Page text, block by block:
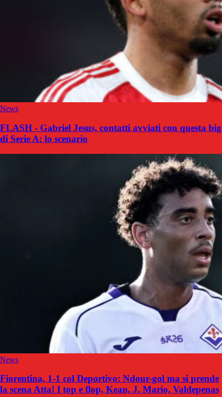
News
FLASH - Gabriel Jesus, contatti avviati con questa big
di Serie A: lo scenario
News
Fiorentina, 1-1 col Deportivo: Ndour-gol ma si prende
la scena Atta! I top e flop, Kean, J. Mario, Valdepenas